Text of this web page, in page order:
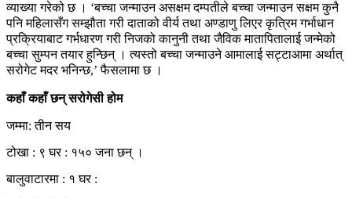
व्याख्या गरेको छ । ‘बच्चा जन्माउन असक्षम दम्पतीले बच्चा जन्माउन सक्षम कुनै
पनि महिलासँग सम्झौता गरी दाताको वीर्य तथा अण्डाणु लिएर कृत्रिम गर्भाधान
प्रक्रियाबाट गर्भधारण गरी निजको कानुनी तथा जैविक मातापितालाई जन्मेको
बच्चा सुम्पन तयार हुन्छिन् । त्यस्तो बच्चा जन्माउने आमालाई सट्टाआमा अर्थात्
सरोगेट मदर भनिन्छ,’ फैसलामा छ ।
कहाँ कहाँ छन् सरोगेसी होम
जम्मा: तीन सय
टोखा : ९ घर : १५० जना छन् ।
बालुवाटारमा : १ घर :